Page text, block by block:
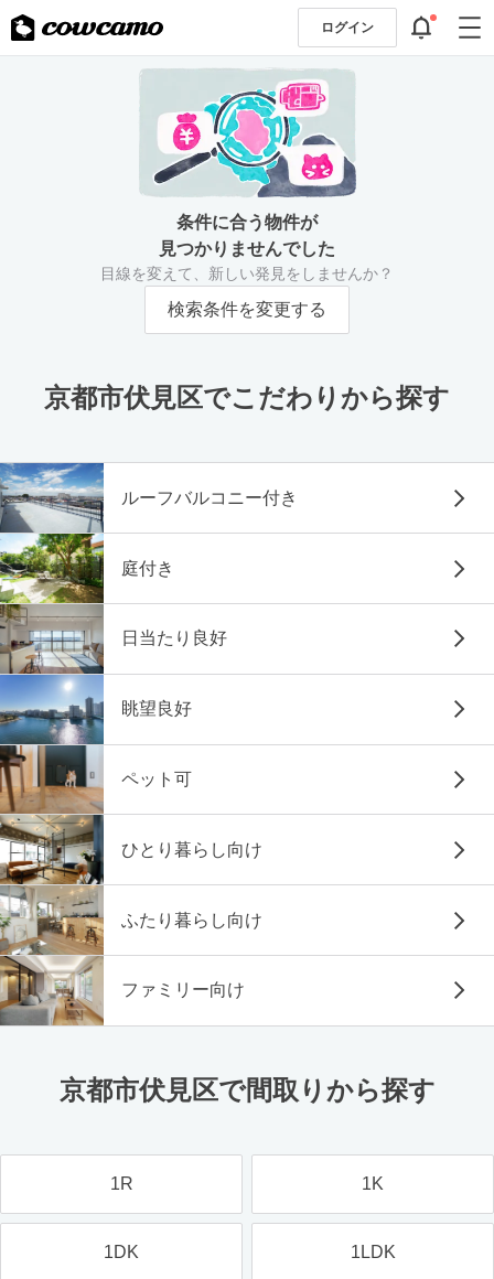
ログイン
条件に合う物件が
見つかりませんでした
目線を変えて、新しい発見をしませんか？
検索条件を変更する
京都市伏見区でこだわりから探す
ルーフバルコニー付き
庭付き
日当たり良好
眺望良好
ペット可
ひとり暮らし向け
ふたり暮らし向け
ファミリー向け
京都市伏見区で間取りから探す
1R 1K
1DK 1LDK